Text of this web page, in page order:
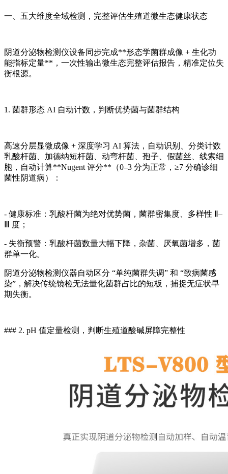
一、五大维度全域检测，完整评估生殖道微生态健康状态
阴道分泌物检测仪设备同步完成**形态学菌群成像 + 生化功
能指标定量**，一次性输出微生态完整评估报告，精准定位失
衡根源。
1. 菌群形态 AI 自动计数，判断优势菌与菌群结构
高速分层显微成像 + 深度学习 AI 算法，自动识别、分类计数
乳酸杆菌、加德纳短杆菌、动弯杆菌、孢子、假菌丝、线索细
胞，自动计算**Nugent 评分**（0–3 分为正常，≥7 分确诊细
菌性阴道病）：
- 健康标准：乳酸杆菌为绝对优势菌，菌群密集度、多样性 Ⅱ–
Ⅲ 度；
- 失衡预警：乳酸杆菌数量大幅下降，杂菌、厌氧菌增多，菌
群单一化。
阴道分泌物检测仪器自动区分 “单纯菌群失调” 和 “致病菌感
染”，解决传统镜检无法量化菌群占比的短板，捕捉无症状早
期失衡。
### 2. pH 值定量检测，判断生殖道酸碱屏障完整性